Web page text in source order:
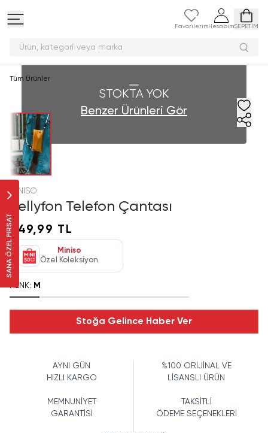
Favorilerim HesabımSEPETİM
Ürün, kategori veya
SANA ÖZEL FIRSAT
Tüm Ürünler
STOKTA YOK
Benzer Ürünleri Gör
MINISO
Jellyfon Telefon Çantası
249,99 TL
Miniso
Özel Koleksiyon
RENK: M
Stoğa Gelince Haber Ver
AYNI GÜN
HIZLI KARGO
%100 ORİJİNAL VE
LİSANSLI ÜRÜN
MEMNUNİYET
GARANTİSİ
TAKSİTLİ
ÖDEME SEÇENEKLERİ